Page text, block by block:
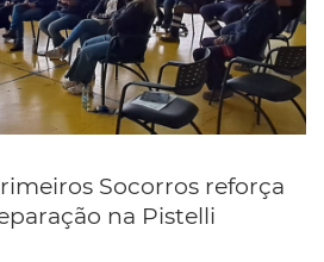
Socorros reforça
na Pistelli